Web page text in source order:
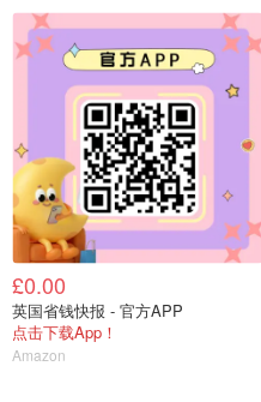
£0.00
英国省钱快报 - 官方APP
点击下载App！
Amazon